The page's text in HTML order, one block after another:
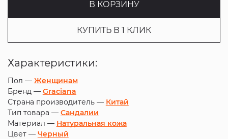
В КОРЗИНУ
КУПИТЬ В 1 КЛИК
Характеристики:
Пол — Женщинам
Бренд — Graciana
Страна производитель — Китай
Тип товара — Сандалии
Материал — Натуральная кожа
Цвет — Черный